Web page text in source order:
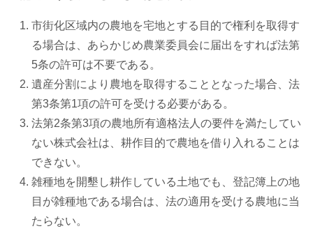
市街化区域内の農地を宅地とする目的で権利を取得す
る場合は、あらかじめ農業委員会に届出をすれば法第
5条の許可は不要である。
遺産分割により農地を取得することとなった場合、法
第3条第1項の許可を受ける必要がある。
法第2条第3項の農地所有適格法人の要件を満たしてい
ない株式会社は、耕作目的で農地を借り入れることは
できない。
雑種地を開墾し耕作している土地でも、登記簿上の地
目が雑種地である場合は、法の適用を受ける農地に当
たらない。